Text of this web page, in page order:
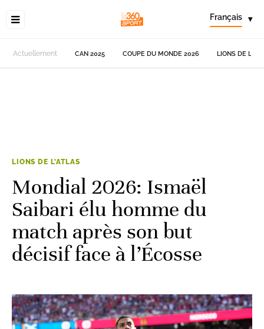
Français ▾
Actuellement CAN 2025 COUPE DU MONDE 2026 LIONS DE
LIONS DE L'ATLAS
Mondial 2026: Ismaël
Saibari élu homme du
match après son but
décisif face à l’Écosse